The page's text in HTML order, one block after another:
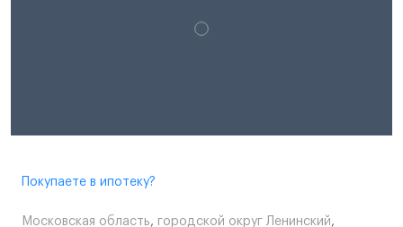
Покупаете в ипотеку?
Московская область, городской округ Ленинский,